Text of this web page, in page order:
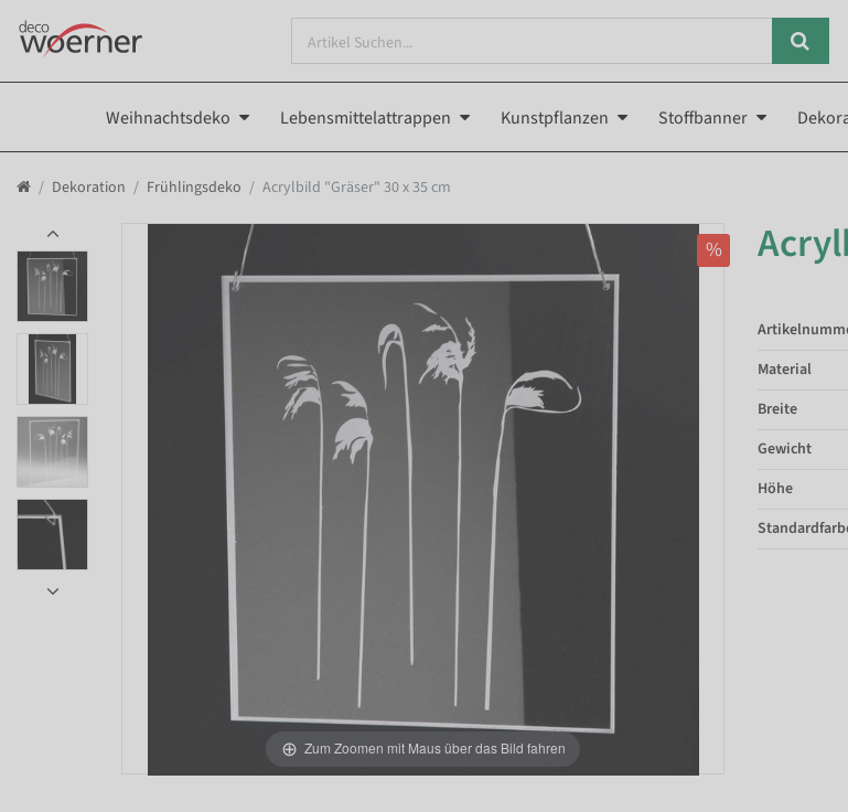
Weihnachtsdeko Lebensmittelattrappen Kunstpflanzen Stoffbanner
Dekoration Frühlingsdeko Acrylbild "Gräser" 30 x 35 cm
Zum Zoomen mit Maus über das Bild fahren
%
Material
Breite
Gewicht
Höhe